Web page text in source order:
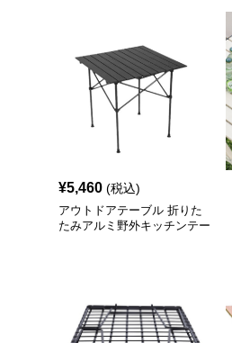
¥5,460 (税込)
アウトドアテーブル 折りた
たみアルミ野外キッチンテー